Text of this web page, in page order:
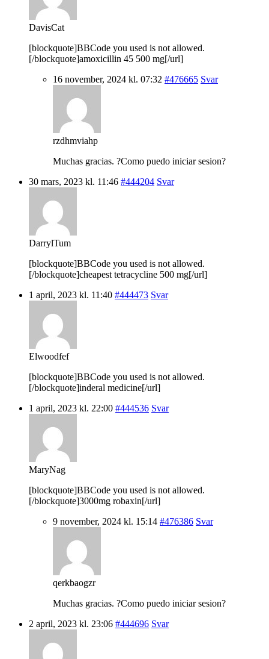
DavisCat
[blockquote]BBCode you used is not allowed.
[/blockquote]amoxicillin 45 500 mg[/url]
16 november, 2024 kl. 07:32 #476665 Svar
rzdhmviahp
Muchas gracias. ?Como puedo iniciar sesion?
30 mars, 2023 kl. 11:46 #444204 Svar
DarrylTum
[blockquote]BBCode you used is not allowed.
[/blockquote]cheapest tetracycline 500 mg[/url]
1 april, 2023 kl. 11:40 #444473 Svar
Elwoodfef
[blockquote]BBCode you used is not allowed.
[/blockquote]inderal medicine[/url]
1 april, 2023 kl. 22:00 #444536 Svar
MaryNag
[blockquote]BBCode you used is not allowed.
[/blockquote]3000mg robaxin[/url]
9 november, 2024 kl. 15:14 #476386 Svar
qerkbaogzr
Muchas gracias. ?Como puedo iniciar sesion?
2 april, 2023 kl. 23:06 #444696 Svar